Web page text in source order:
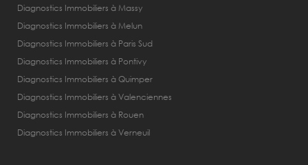
Diagnostics Immobiliers à Massy
Diagnostics Immobiliers à Melun
Diagnostics Immobiliers à Paris Sud
Diagnostics Immobiliers à Pontivy
Diagnostics Immobiliers à Quimper
Diagnostics Immobiliers à Valenciennes
Diagnostics Immobiliers à Rouen
Diagnostics Immobiliers à Verneuil